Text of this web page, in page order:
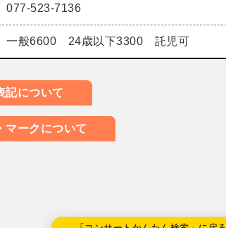
077-523-7136
一般6600 24歳以下3300 託児可
記について
マークについて